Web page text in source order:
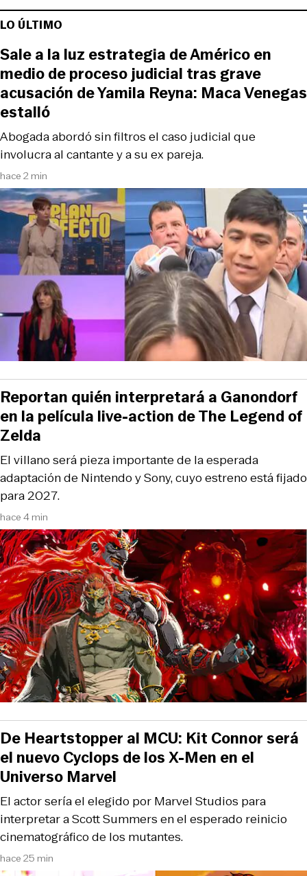
LO ÚLTIMO
hace 2 min
Abogada abordó sin filtros el caso judicial que
involucra al cantante y a su ex pareja.
Sale a la luz estrategia de Américo en
medio de proceso judicial tras grave
acusación de Yamila Reyna: Maca Venegas
estalló
hace 4 min
El villano será pieza importante de la esperada
adaptación de Nintendo y Sony, cuyo estreno está fijado
para 2027.
Reportan quién interpretará a Ganondorf
en la película live-action de The Legend of
Zelda
hace 25 min
El actor sería el elegido por Marvel Studios para
interpretar a Scott Summers en el esperado reinicio
cinematográfico de los mutantes.
De Heartstopper al MCU: Kit Connor será
el nuevo Cyclops de los X-Men en el
Universo Marvel